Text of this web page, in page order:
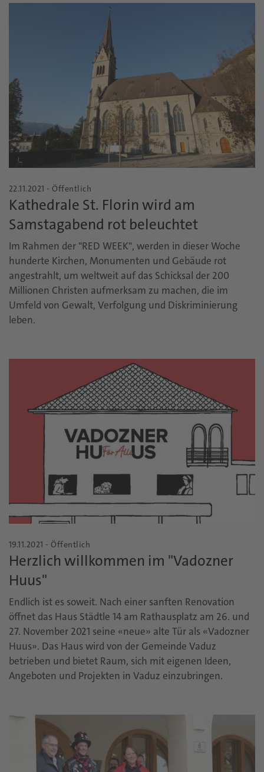
22.11.2021 - Öffentlich
Kathedrale St. Florin wird am
Samstagabend rot beleuchtet
Im Rahmen der "RED WEEK", werden in dieser Woche
hunderte Kirchen, Monumenten und Gebäude rot
angestrahlt, um weltweit auf das Schicksal der 200
Millionen Christen aufmerksam zu machen, die im
Umfeld von Gewalt, Verfolgung und Diskriminierung
leben.
19.11.2021 - Öffentlich
Herzlich willkommen im "Vadozner
Huus"
Endlich ist es soweit. Nach einer sanften Renovation
öffnet das Haus Städtle 14 am Rathausplatz am 26. und
27. November 2021 seine «neue» alte Tür als «Vadozner
Huus». Das Haus wird von der Gemeinde Vaduz
betrieben und bietet Raum, sich mit eigenen Ideen,
Angeboten und Projekten in Vaduz einzubringen.